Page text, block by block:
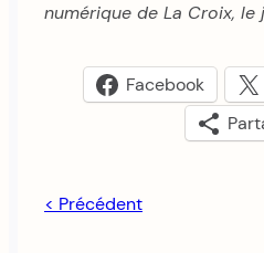
numérique de La Croix, le
Facebook
< Précédent